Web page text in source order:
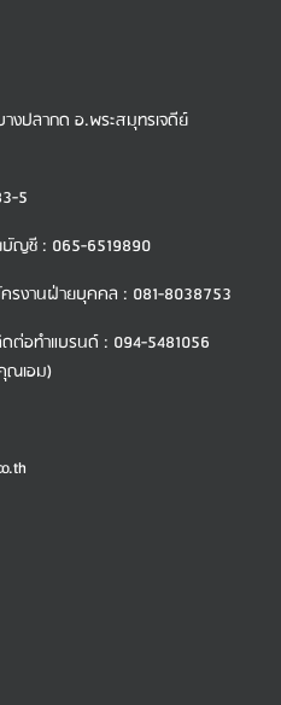
งปลากด อ.พระสมุทรเจดีย์
5
บัญชี : 065-6519890
งานฝ่ายบุคคล : 081-8038753
ต่อทำแบรนด์ : 094-5481056
ณเอม)